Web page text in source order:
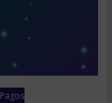
Pagos